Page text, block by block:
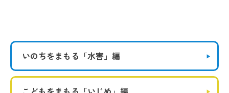
いのちをまもる 「水害」編